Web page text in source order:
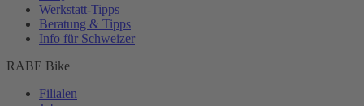
Werkstatt-Tipps
Beratung & Tipps
Info für Schweizer
RABE Bike
Filialen